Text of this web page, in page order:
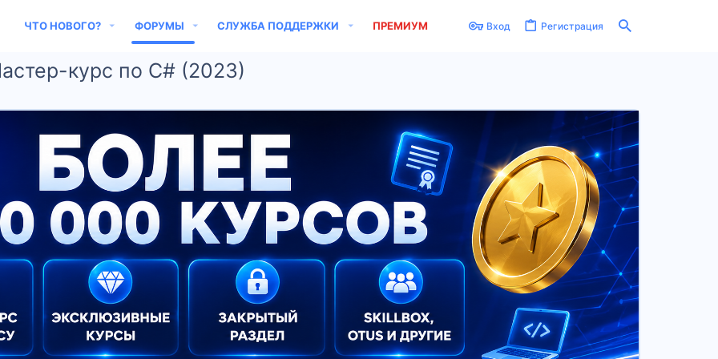
ЧТО НОВОГО? ФОРУМЫ СЛУЖБА ПОДДЕРЖКИ ПРЕМИУМ Вход Регистрация
курс по C# (2023)